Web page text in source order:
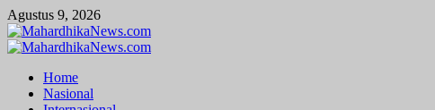
Skip
to
content
Agustus 9, 2026
Primary
Home
Nasional